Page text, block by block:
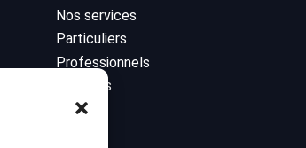
Nos services
Particuliers
Professionnels
À propos
Blog